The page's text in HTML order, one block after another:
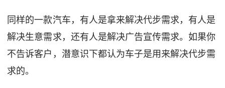
同样的一款汽车，有人是拿来解决代步需求，有人是
解决生意需求，还有人是解决广告宣传需求。如果你
不告诉客户，潜意识下都认为车子是用来解决代步需
求的。